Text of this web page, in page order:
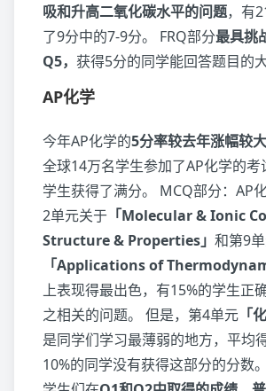
吸和升高二氧化碳水平的问题，有
了9分中的7-9分。 FRQ部分最具挑
Q5， 获得5分的同学能回答题目的
AP化学
今年AP化学的5分率较去年涨幅较
全球14万名学生参加了AP化学的考
学生获得了满分。 MCQ部分：AP
2单元关于 「Molecular & Ionic
Structure & Properties」 和第9
「Applications of
上表现得最出色，有15%的学生正
之相关的问题。 但是，第4单元 「
是同学们学习最薄弱的地方，平均
10%的同学没有获得这部分的分数。